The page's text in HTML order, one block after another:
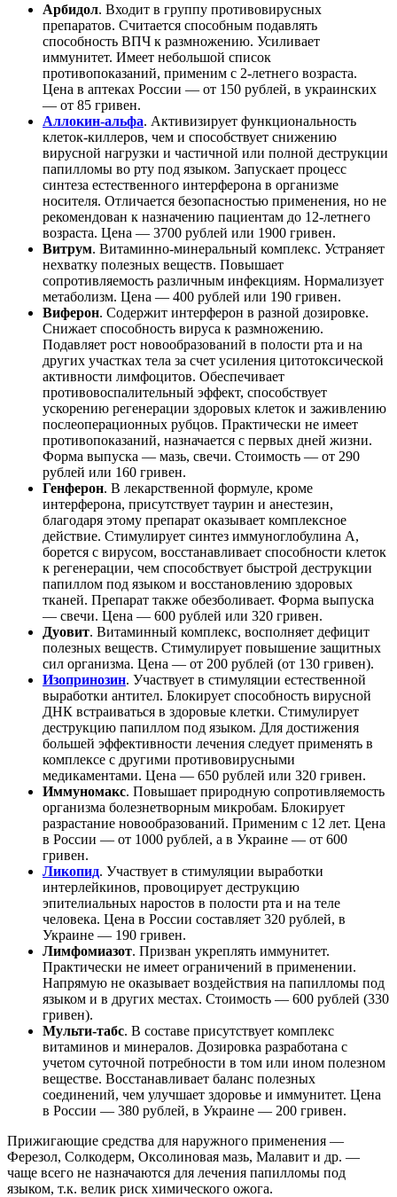
Арбидол. Входит в группу противовирусных
препаратов. Считается способным подавлять
способность ВПЧ к размножению. Усиливает
иммунитет. Имеет небольшой список
противопоказаний, применим с 2-летнего возраста.
Цена в аптеках России — от 150 рублей, в украинских
— от 85 гривен.
Аллокин-альфа. Активизирует функциональность
клеток-киллеров, чем и способствует снижению
вирусной нагрузки и частичной или полной деструкции
папилломы во рту под языком. Запускает процесс
синтеза естественного интерферона в организме
носителя. Отличается безопасностью применения, но не
рекомендован к назначению пациентам до 12-летнего
возраста. Цена — 3700 рублей или 1900 гривен.
Витрум. Витаминно-минеральный комплекс. Устраняет
нехватку полезных веществ. Повышает
сопротивляемость различным инфекциям. Нормализует
метаболизм. Цена — 400 рублей или 190 гривен.
Виферон. Содержит интерферон в разной дозировке.
Снижает способность вируса к размножению.
Подавляет рост новообразований в полости рта и на
других участках тела за счет усиления цитотоксической
активности лимфоцитов. Обеспечивает
противовоспалительный эффект, способствует
ускорению регенерации здоровых клеток и заживлению
послеоперационных рубцов. Практически не имеет
противопоказаний, назначается с первых дней жизни.
Форма выпуска — мазь, свечи. Стоимость — от 290
рублей или 160 гривен.
Генферон. В лекарственной формуле, кроме
интерферона, присутствует таурин и анестезин,
благодаря этому препарат оказывает комплексное
действие. Стимулирует синтез иммуноглобулина А,
борется с вирусом, восстанавливает способности клеток
к регенерации, чем способствует быстрой деструкции
папиллом под языком и восстановлению здоровых
тканей. Препарат также обезболивает. Форма выпуска
— свечи. Цена — 600 рублей или 320 гривен.
Дуовит. Витаминный комплекс, восполняет дефицит
полезных веществ. Стимулирует повышение защитных
сил организма. Цена — от 200 рублей (от 130 гривен).
Изопринозин. Участвует в стимуляции естественной
выработки антител. Блокирует способность вирусной
ДНК встраиваться в здоровые клетки. Стимулирует
деструкцию папиллом под языком. Для достижения
большей эффективности лечения следует применять в
комплексе с другими противовирусными
медикаментами. Цена — 650 рублей или 320 гривен.
Иммуномакс. Повышает природную сопротивляемость
организма болезнетворным микробам. Блокирует
разрастание новообразований. Применим с 12 лет. Цена
в России — от 1000 рублей, а в Украине — от 600
гривен.
Ликопид. Участвует в стимуляции выработки
интерлейкинов, провоцирует деструкцию
эпителиальных наростов в полости рта и на теле
человека. Цена в России составляет 320 рублей, в
Украине — 190 гривен.
Лимфомиазот. Призван укреплять иммунитет.
Практически не имеет ограничений в применении.
Напрямую не оказывает воздействия на папилломы под
языком и в других местах. Стоимость — 600 рублей (330
гривен).
Мульти-табс. В составе присутствует комплекс
витаминов и минералов. Дозировка разработана с
учетом суточной потребности в том или ином полезном
веществе. Восстанавливает баланс полезных
соединений, чем улучшает здоровье и иммунитет. Цена
в России — 380 рублей, в Украине — 200 гривен.
Прижигающие средства для наружного применения —
Ферезол, Солкодерм, Оксолиновая мазь, Малавит и др. —
чаще всего не назначаются для лечения папилломы под
языком, т.к. велик риск химического ожога.